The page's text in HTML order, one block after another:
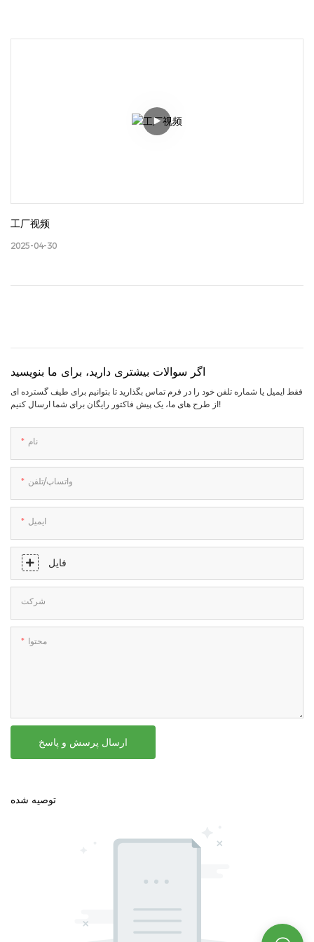
工厂视频
2025-04-30
اگر سوالات بیشتری دارید، برای ما بنویسید
فقط ایمیل یا شماره تلفن خود را در فرم تماس بگذارید تا بتوانیم برای طیف گسترده ای
از طرح های ما، یک پیش فاکتور رایگان برای شما ارسال کنیم!
نام
واتساپ/تلفن
ایمیل
فایل
شرکت
محتوا
ارسال پرسش و پاسخ
توصیه شده